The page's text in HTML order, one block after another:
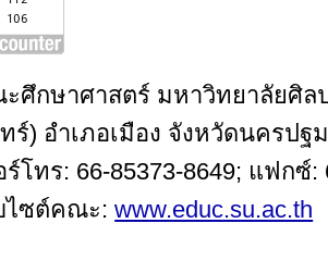
ศึกษาศาสตร์ มหาวิทยาลัยศิล
ร์) อำเภอเมือง จังหวัดนครปฐ
ร์โทร: 66-85373-8649; แฟกซ์:
ไซต์คณะ:www.educ.su.ac.th